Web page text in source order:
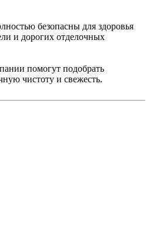
безопасны для здоровья
и дорогих отделочных
помогут подобрать
чистоту и свежесть.